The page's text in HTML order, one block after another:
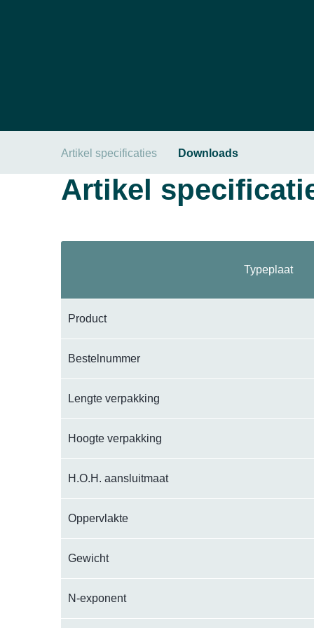
Artikel specificaties Downloads
Artikel
Typeplaat
Product
Bestelnummer
Lengte verpakking
Hoogte verpakking
H.O.H. aansluitmaat
Oppervlakte
Gewicht
N-exponent